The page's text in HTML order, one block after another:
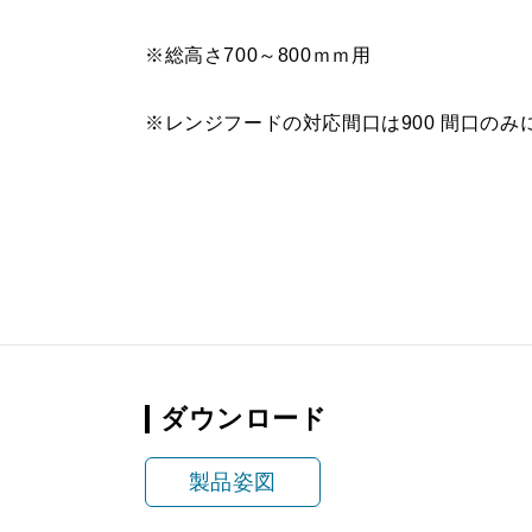
※総高さ700～800ｍｍ用
※レンジフードの対応間口は900 間口のみ
ダウンロード
製品姿図